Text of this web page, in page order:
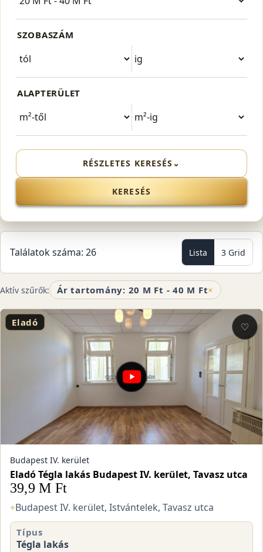
SZOBASZÁM
ALAPTERÜLET
RÉSZLETES KERESÉS ⌄
KERESÉS
Találatok száma: 26 Lista 3 Grid
Aktív szűrők: Ár tartomány: 20 M Ft - 40 M Ft×
Eladó ♡
Budapest IV. kerület
Eladó Tégla lakás Budapest IV. kerület, Tavasz utca
39,9 M Ft
⌖Budapest IV. kerület, Istvántelek, Tavasz utca
Típus
Tégla lakás